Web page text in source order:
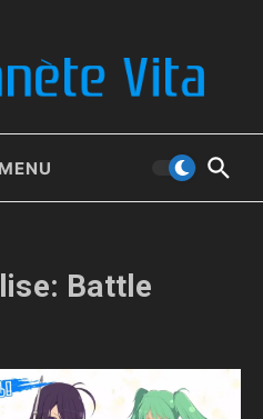
MENU
Battle